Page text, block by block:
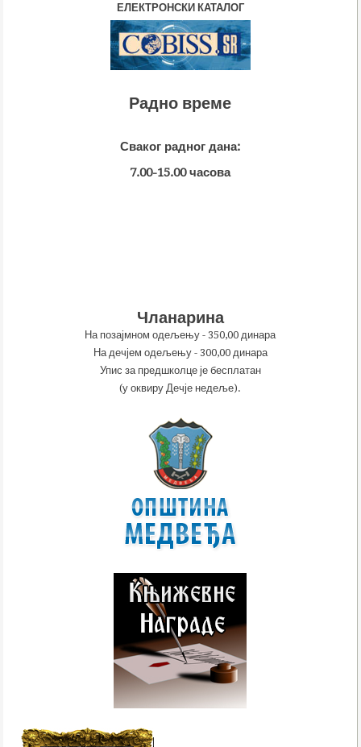
ЕЛЕКТРОНСКИ КАТАЛОГ
Радно време
Сваког радног дана:
7.00-15.00 часова
Чланарина
На позајмном одељењу - 350,00 динара
На дечјем одељењу - 300,00 динара
Упис за предшколце је бесплатан
(у оквиру Дечје недеље).